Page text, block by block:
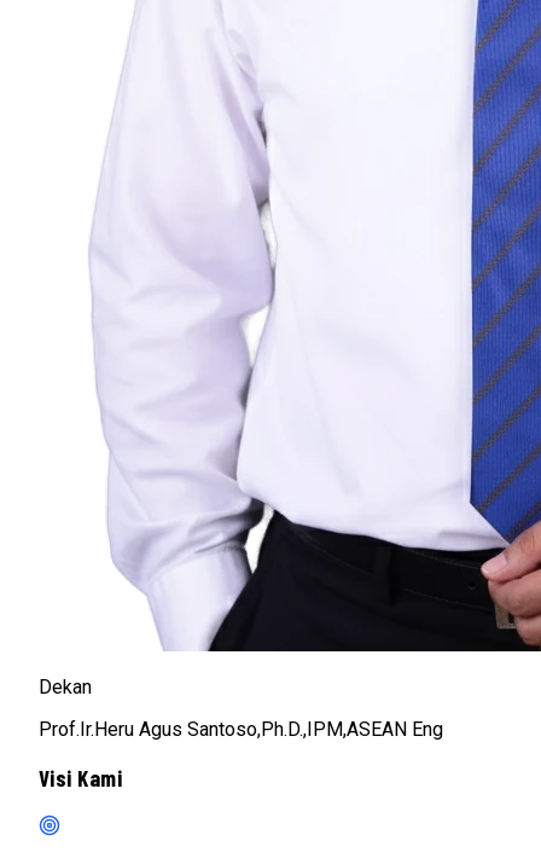
Dekan
Prof.Ir.Heru Agus Santoso,Ph.D.,IPM,ASEAN Eng
Visi Kami